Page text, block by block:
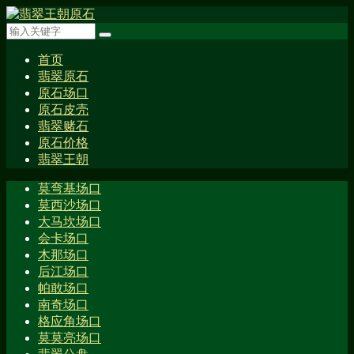
首页
翡翠原石
原石场口
原石皮壳
翡翠赌石
原石价格
翡翠王朝
莫弯基场口
莫西沙场口
大马坎场口
会卡场口
木那场口
后江场口
帕敢场口
南奇场口
格应角场口
莫莫亮场口